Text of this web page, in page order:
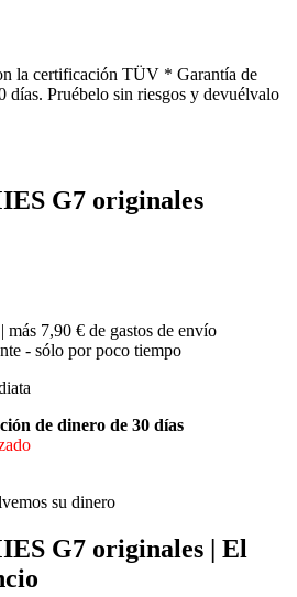
la certificación TÜV * Garantía de
días. Pruébelo sin riesgos y devuélvalo
G7 originales
7,90 € de gastos de envío
- sólo por poco tiempo
de dinero de 30 días
su dinero
G7 originales | El